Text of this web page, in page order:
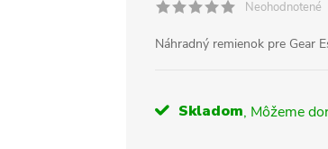
Neohodnotené
Náhradný remienok pre Gear
Skladom